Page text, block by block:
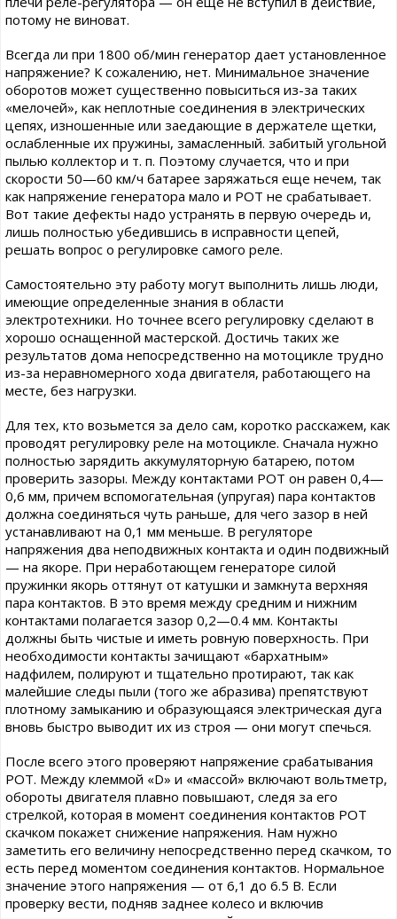
потому не виноват.
Всегда ли при 1800 об/мин генератор дает установленное
напряжение? К сожалению, нет. Минимальное значение
оборотов может существенно повыситься из-за таких
«мелочей», как неплотные соединения в электрических
цепях, изношенные или заедающие в держателе щетки,
ослабленные их пружины, замасленный. забитый угольной
пылью коллектор и т. п. Поэтому случается, что и при
скорости 50—60 км/ч батарее заряжаться еще нечем, так
как напряжение генератора мало и РОТ не срабатывает.
Вот такие дефекты надо устранять в первую очередь и,
лишь полностью убедившись в исправности цепей,
решать вопрос о регулировке самого реле.
Самостоятельно эту работу могут выполнить лишь люди,
имеющие определенные знания в области
электротехники. Но точнее всего регулировку сделают в
хорошо оснащенной мастерской. Достичь таких же
результатов дома непосредственно на мотоцикле трудно
из-за неравномерного хода двигателя, работающего на
месте, без нагрузки.
Для тех, кто возьмется за дело сам, коротко расскажем, как
проводят регулировку реле на мотоцикле. Сначала нужно
полностью зарядить аккумуляторную батарею, потом
проверить зазоры. Между контактами РОТ он равен 0,4—
0,6 мм, причем вспомогательная (упругая) пара контактов
должна соединяться чуть раньше, для чего зазор в ней
устанавливают на 0,1 мм меньше. В регуляторе
напряжения два неподвижных контакта и один подвижный
— на якоре. При неработающем генераторе силой
пружинки якорь оттянут от катушки и замкнута верхняя
пара контактов. В это время между средним и нижним
контактами полагается зазор 0,2—0.4 мм. Контакты
должны быть чистые и иметь ровную поверхность. При
необходимости контакты зачищают «бархатным»
надфилем, полируют и тщательно протирают, так как
малейшие следы пыли (того же абразива) препятствуют
плотному замыканию и образующаяся электрическая дуга
вновь быстро выводит их из строя — они могут спечься.
После всего этого проверяют напряжение срабатывания
РОТ. Между клеммой «D» и «массой» включают вольтметр,
обороты двигателя плавно повышают, следя за его
стрелкой, которая в момент соединения контактов РОТ
скачком покажет снижение напряжения. Нам нужно
заметить его величину непосредственно перед скачком, то
есть перед моментом соединения контактов. Нормальное
значение этого напряжения — от 6,1 до 6.5 В. Если
проверку вести, подняв заднее колесо и включив